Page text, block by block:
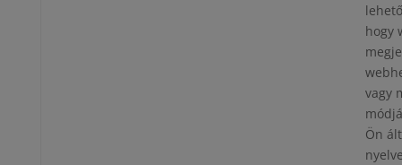
hogy
vagy
Ön